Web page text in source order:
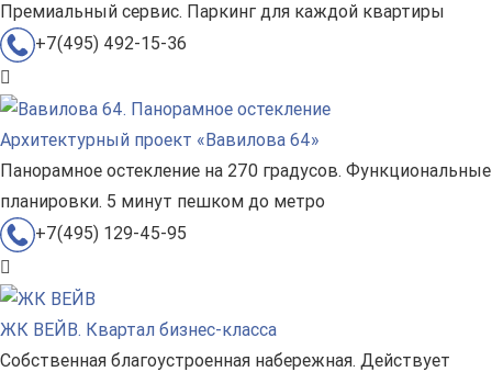
Премиальный сервис. Паркинг для каждой квартиры
+7(495) 492-15-36
Архитектурный проект «Вавилова 64»
Панорамное остекление на 270 градусов. Функциональные
планировки. 5 минут пешком до метро
+7(495) 129-45-95
ЖК ВЕЙВ. Квартал бизнес-класса
Собственная благоустроенная набережная. Действует